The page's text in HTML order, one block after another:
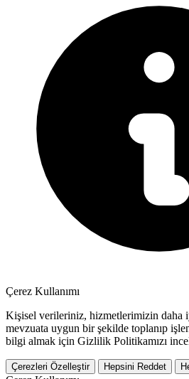
Çerez Kullanımı
Kişisel verileriniz, hizmetlerimizin daha
mevzuata uygun bir şekilde toplanıp
bilgi almak için Gizlilik Politikamızı
Çerezleri Özelleştir Hepsini Reddet